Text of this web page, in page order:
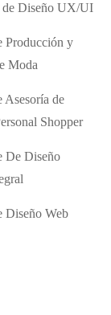
de Diseño UX/UI
Producción y
Moda
Asesoría de
Shopper
De Diseño
Diseño Web